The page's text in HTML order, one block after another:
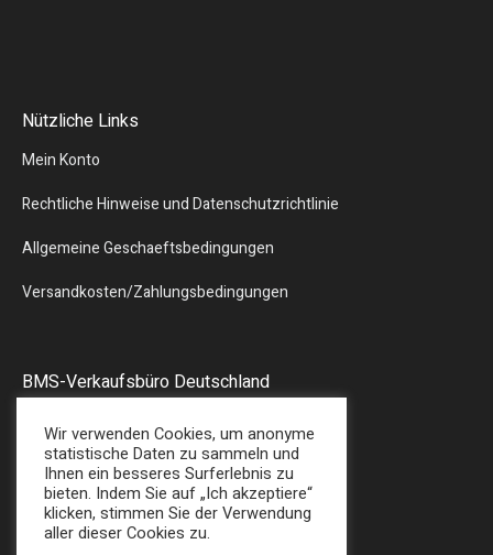
Nützliche Links
Mein Konto
Rechtliche Hinweise und Datenschutzrichtlinie
Allgemeine Geschaeftsbedingungen
Versandkosten/Zahlungsbedingungen
BMS-Verkaufsbüro Deutschland
57580 – GEBHARDSHAIN
Tel : + 49 (0) 2747/7487
E-Mail: sales@bmsplasticshop.de
Wir verwenden Cookies, um anonyme
statistische Daten zu sammeln und
Ihnen ein besseres Surferlebnis zu
bieten. Indem Sie auf „Ich akzeptiere“
klicken, stimmen Sie der Verwendung
aller dieser Cookies zu.